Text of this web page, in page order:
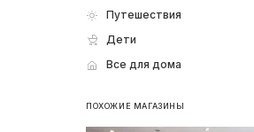
Путешествия
Дети
Все для дома
ПОХОЖИЕ МАГАЗИНЫ